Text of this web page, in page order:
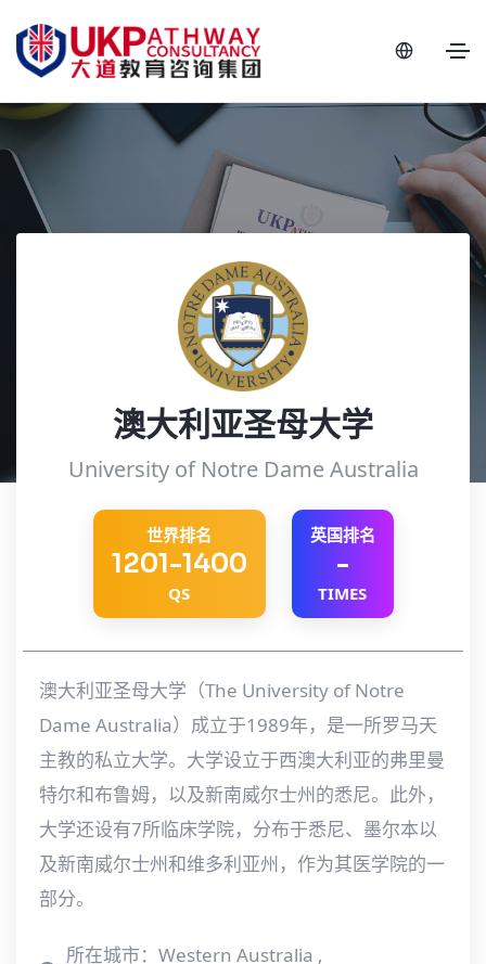
澳大利亚圣母大学
University of Notre Dame Australia
世界排名
1201-1400
QS
英国排名
-
TIMES
澳大利亚圣母大学（The University of Notre
Dame Australia）成立于1989年，是一所罗马天
主教的私立大学。大学设立于西澳大利亚的弗里曼
特尔和布鲁姆，以及新南威尔士州的悉尼。此外，
大学还设有7所临床学院，分布于悉尼、墨尔本以
及新南威尔士州和维多利亚州，作为其医学院的一
部分。
所在城市：Western Australia ,